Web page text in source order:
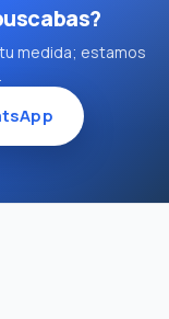
medida; estamos